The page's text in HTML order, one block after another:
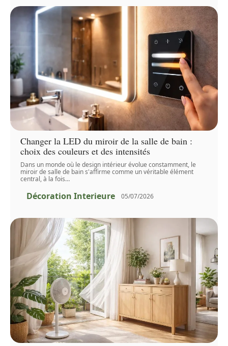
Changer la LED du miroir de la salle de bain :
choix des couleurs et des intensités
Dans un monde où le design intérieur évolue constamment, le
miroir de salle de bain s'affirme comme un véritable élément
central, à la fois…
Décoration Interieure 05/07/2026